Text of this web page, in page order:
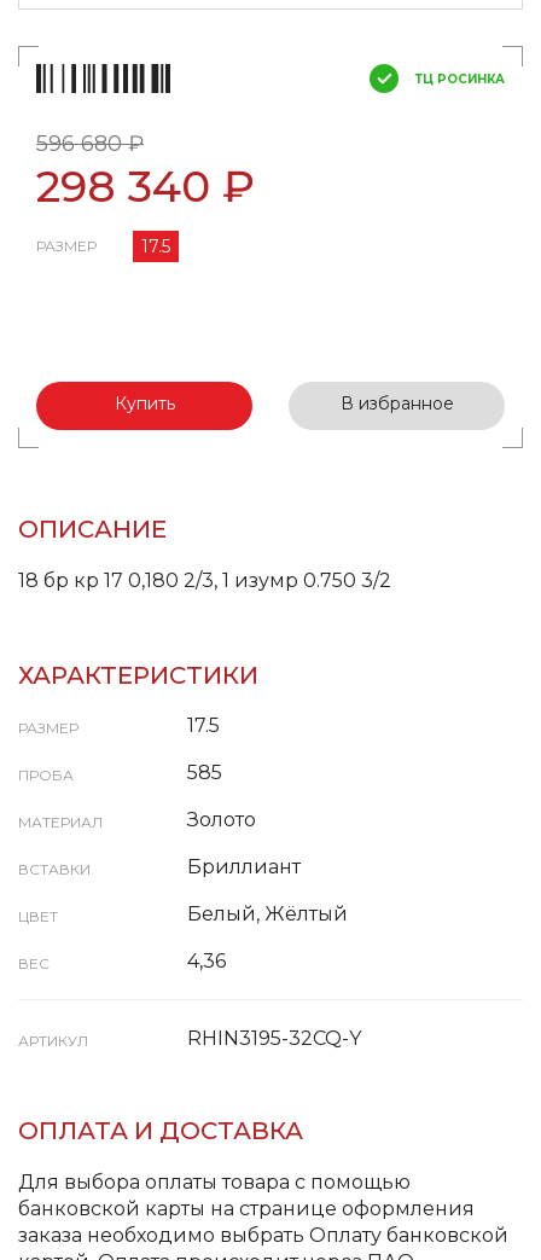
ТЦ РОСИНКА
596 680 ₽
298 340 ₽
РАЗМЕР 17.5
Купить В избранное
ОПИСАНИЕ
18 бр кр 17 0,180 2/3, 1 изумр 0.750 3/2
ХАРАКТЕРИСТИКИ
РАЗМЕР 17.5
ПРОБА 585
МАТЕРИАЛ Золото
ВСТАВКИ Бриллиант
ЦВЕТ Белый, Жёлтый
ВЕС 4,36
АРТИКУЛ RHIN3195-32CQ-Y
ОПЛАТА И ДОСТАВКА
Для выбора оплаты товара с помощью
банковской карты на странице оформления
заказа необходимо выбрать Оплату банковской